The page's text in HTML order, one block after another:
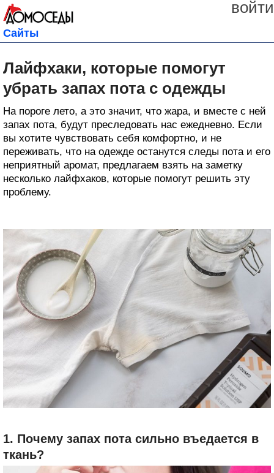
войти
Сайты
Лайфхаки, которые помогут
убрать запах пота с одежды
На пороге лето, а это значит, что жара, и вместе с ней
запах пота, будут преследовать нас ежедневно. Если
вы хотите чувствовать себя комфортно, и не
переживать, что на одежде останутся следы пота и его
неприятный аромат, предлагаем взять на заметку
несколько лайфхаков, которые помогут решить эту
проблему.
1. Почему запах пота сильно въедается в
ткань?